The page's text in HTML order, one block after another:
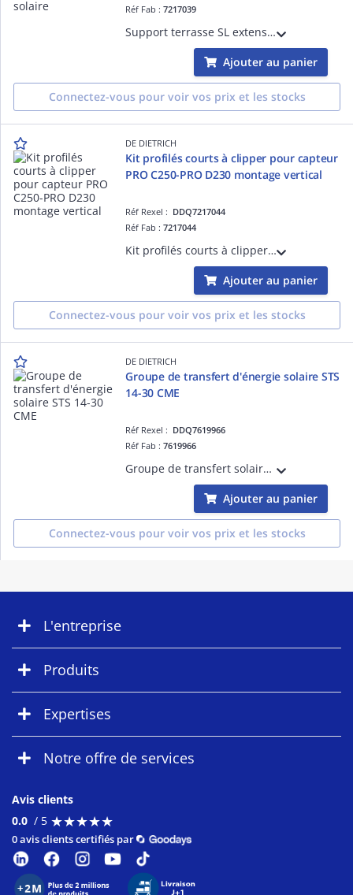
Réf Fab :7217039
Support terrasse SL extension pour le montage vertical de 1 capteur solaire
Ajouter au panier
Connectez-vous pour voir vos prix et les stocks
DE DIETRICH
Kit profilés courts à clipper pour capteur
PRO C250-PRO D230 montage vertical
Réf Rexel : DDQ7217044
Réf Fab :7217044
Kit profilés courts à clipper pour capteur PRO C250-PRO D230 montage vertical
Ajouter au panier
Connectez-vous pour voir vos prix et les stocks
DE DIETRICH
Groupe de transfert d'énergie solaire STS
14-30 CME
Réf Rexel : DDQ7619966
Réf Fab :7619966
Groupe de transfert solaire avec échangeur à plaques et pompes primaire / secondaire. Régulation solaire incluse.
Ajouter au panier
Connectez-vous pour voir vos prix et les stocks
L'entreprise
Produits
Expertises
Notre offre de services
Avis clients
0.0 / 5 ★★★★★
★★★★★
0 avis clients certifiés par